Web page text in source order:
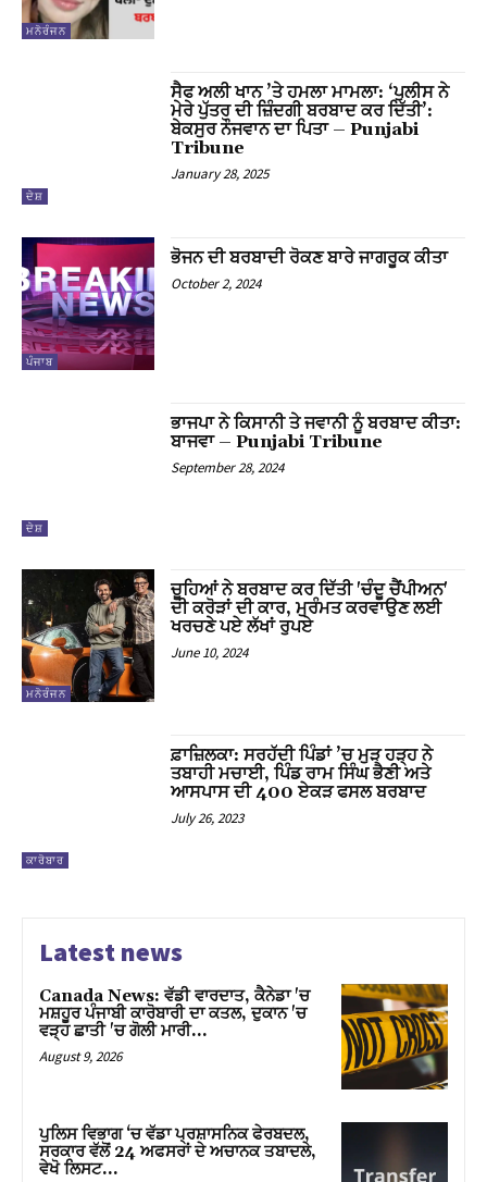
panel
panel
panel
panel
panel
panel
panel
panel
panel
panel
panel
panel
ਮਨੋਰੰਜਨ
ਦੇਸ਼
ਸੈਫ ਅਲੀ ਖਾਨ ’ਤੇ ਹਮਲਾ ਮਾਮਲਾ: ‘ਪੁਲੀਸ ਨੇ
ਮੇਰੇ ਪੁੱਤਰ ਦੀ ਜ਼ਿੰਦਗੀ ਬਰਬਾਦ ਕਰ ਦਿੱਤੀ’:
ਬੇਕਸੁਰ ਨੌਜਵਾਨ ਦਾ ਪਿਤਾ – Punjabi
Tribune
January 28, 2025
ਪੰਜਾਬ
ਭੋਜਨ ਦੀ ਬਰਬਾਦੀ ਰੋਕਣ ਬਾਰੇ ਜਾਗਰੂਕ ਕੀਤਾ
October 2, 2024
ਦੇਸ਼
ਭਾਜਪਾ ਨੇ ਕਿਸਾਨੀ ਤੇ ਜਵਾਨੀ ਨੂੰ ਬਰਬਾਦ ਕੀਤਾ:
ਬਾਜਵਾ – Punjabi Tribune
September 28, 2024
ਮਨੋਰੰਜਨ
ਚੂਹਿਆਂ ਨੇ ਬਰਬਾਦ ਕਰ ਦਿੱਤੀ 'ਚੰਦੂ ਚੈਂਪੀਅਨ'
ਦੀ ਕਰੋੜਾਂ ਦੀ ਕਾਰ, ਮੁਰੰਮਤ ਕਰਵਾਉਣ ਲਈ
ਖਰਚਣੇ ਪਏ ਲੱਖਾਂ ਰੁਪਏ
June 10, 2024
ਕਾਰੋਬਾਰ
ਫ਼ਾਜ਼ਿਲਕਾ: ਸਰਹੱਦੀ ਪਿੰਡਾਂ ’ਚ ਮੁੜ ਹੜ੍ਹ ਨੇ
ਤਬਾਹੀ ਮਚਾਈ, ਪਿੰਡ ਰਾਮ ਸਿੰਘ ਭੈਣੀ ਅਤੇ
ਆਸਪਾਸ ਦੀ 400 ਏਕੜ ਫਸਲ ਬਰਬਾਦ
July 26, 2023
Latest news
Canada News: ਵੱਡੀ ਵਾਰਦਾਤ, ਕੈਨੇਡਾ 'ਚ
ਮਸ਼ਹੂਰ ਪੰਜਾਬੀ ਕਾਰੋਬਾਰੀ ਦਾ ਕਤਲ, ਦੁਕਾਨ 'ਚ
ਵੜ੍ਹ ਛਾਤੀ 'ਚ ਗੋਲੀ ਮਾਰੀ…
August 9, 2026
ਪੁਲਿਸ ਵਿਭਾਗ ‘ਚ ਵੱਡਾ ਪ੍ਰਸ਼ਾਸਨਿਕ ਫੇਰਬਦਲ,
ਸਰਕਾਰ ਵੱਲੋਂ 24 ਅਫਸਰਾਂ ਦੇ ਅਚਾਨਕ ਤਬਾਦਲੇ,
ਵੇਖੋ ਲਿਸਟ…